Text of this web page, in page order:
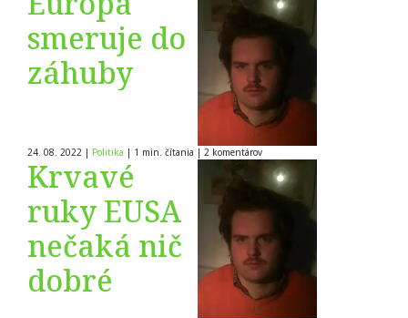
smeruje do
záhuby
24. 08. 2022 | Politika | 1 min. čítania | 2 komentárov
Krvavé
ruky EUSA
nečaká nič
dobré